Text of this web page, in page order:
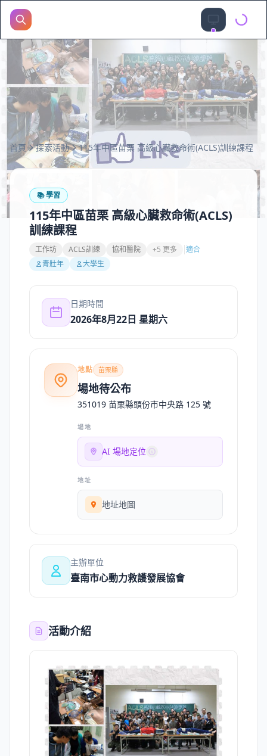
首頁 探索活動 115年中區苗栗 高級心臟救命術(ACLS)訓練課程
📚學習
115年中區苗栗 高級心臟救命術(ACLS)
訓練課程
工作坊 ACLS訓練 協和醫院 +5 更多
適合
青壯年
大學生
日期時間
2026年8月22日 星期六
地點 苗栗縣
場地待公布
351019 苗栗縣頭份市中央路 125 號
場地
AI 場地定位
地址
地址地圖
主辦單位
臺南市心動力救護發展協會
活動介紹